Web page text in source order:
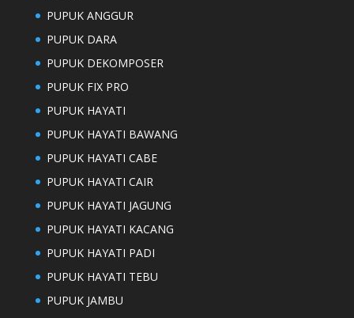
PUPUK ANGGUR
PUPUK DARA
PUPUK DEKOMPOSER
PUPUK FIX PRO
PUPUK HAYATI
PUPUK HAYATI BAWANG
PUPUK HAYATI CABE
PUPUK HAYATI CAIR
PUPUK HAYATI JAGUNG
PUPUK HAYATI KACANG
PUPUK HAYATI PADI
PUPUK HAYATI TEBU
PUPUK JAMBU